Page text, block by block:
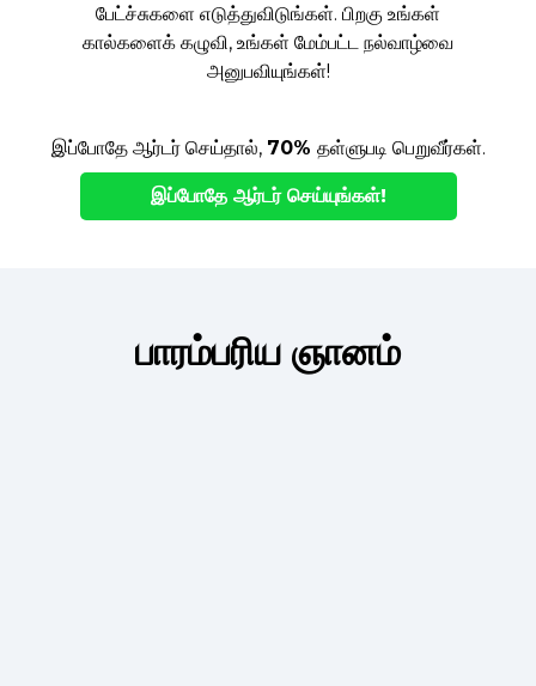
பேட்ச்சுகளை எடுத்துவிடுங்கள். பிறகு உங்கள்
கால்களைக் கழுவி, உங்கள் மேம்பட்ட நல்வாழ்வை
அனுபவியுங்கள்!
இப்போதே ஆர்டர் செய்தால், 70% தள்ளுபடி பெறுவீர்கள்.
இப்போதே ஆர்டர் செய்யுங்கள்!
பாரம்பரிய ஞானம்